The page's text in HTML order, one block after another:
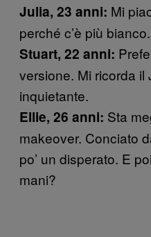
Julia, 23 anni: Mi
perché c’è più
Stuart, 22 anni:
versione. Mi ricorda il
inquietante.
Ellie, 26 anni: Sta
makeover. Conciato
po’ un disperato. E
mani?